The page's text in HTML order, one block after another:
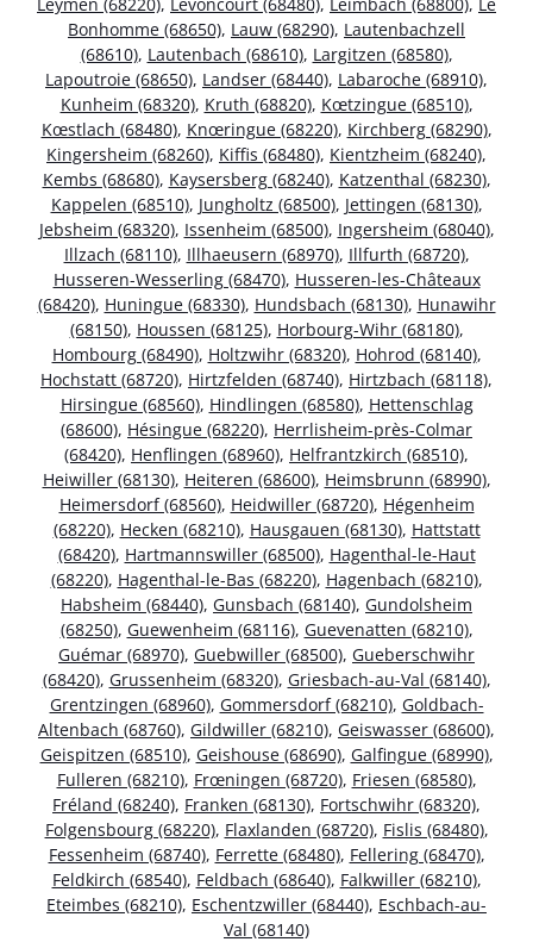
Bonhomme (68650), Lauw (68290), Lautenbachzell
(68610), Lautenbach (68610), Largitzen (68580),
Lapoutroie (68650), Landser (68440), Labaroche (68910),
Kunheim (68320), Kruth (68820), Kœtzingue (68510),
Kœstlach (68480), Knœringue (68220), Kirchberg (68290),
Kingersheim (68260), Kiffis (68480), Kientzheim (68240),
Kembs (68680), Kaysersberg (68240), Katzenthal (68230),
Kappelen (68510), Jungholtz (68500), Jettingen (68130),
Jebsheim (68320), Issenheim (68500), Ingersheim (68040),
Illzach (68110), Illhaeusern (68970), Illfurth (68720),
Husseren-Wesserling (68470), Husseren-les-Châteaux
(68420), Huningue (68330), Hundsbach (68130), Hunawihr
(68150), Houssen (68125), Horbourg-Wihr (68180),
Hombourg (68490), Holtzwihr (68320), Hohrod (68140),
Hochstatt (68720), Hirtzfelden (68740), Hirtzbach (68118),
Hirsingue (68560), Hindlingen (68580), Hettenschlag
(68600), Hésingue (68220), Herrlisheim-près-Colmar
(68420), Henflingen (68960), Helfrantzkirch (68510),
Heiwiller (68130), Heiteren (68600), Heimsbrunn (68990),
Heimersdorf (68560), Heidwiller (68720), Hégenheim
(68220), Hecken (68210), Hausgauen (68130), Hattstatt
(68420), Hartmannswiller (68500), Hagenthal-le-Haut
(68220), Hagenthal-le-Bas (68220), Hagenbach (68210),
Habsheim (68440), Gunsbach (68140), Gundolsheim
(68250), Guewenheim (68116), Guevenatten (68210),
Guémar (68970), Guebwiller (68500), Gueberschwihr
(68420), Grussenheim (68320), Griesbach-au-Val (68140),
Grentzingen (68960), Gommersdorf (68210), Goldbach-
Altenbach (68760), Gildwiller (68210), Geiswasser (68600),
Geispitzen (68510), Geishouse (68690), Galfingue (68990),
Fulleren (68210), Frœningen (68720), Friesen (68580),
Fréland (68240), Franken (68130), Fortschwihr (68320),
Folgensbourg (68220), Flaxlanden (68720), Fislis (68480),
Fessenheim (68740), Ferrette (68480), Fellering (68470),
Feldkirch (68540), Feldbach (68640), Falkwiller (68210),
Eteimbes (68210), Eschentzwiller (68440), Eschbach-au-
Val (68140)